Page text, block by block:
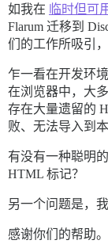
如我在 临时但可
Flarum 迁移到
们的工作所吸引
乍一看在开发环
在浏览器中，大
存在大量遗留的
败、无法导入到
有没有一种聪明
HTML 标记？
另一个问题是，
感谢你们的帮助